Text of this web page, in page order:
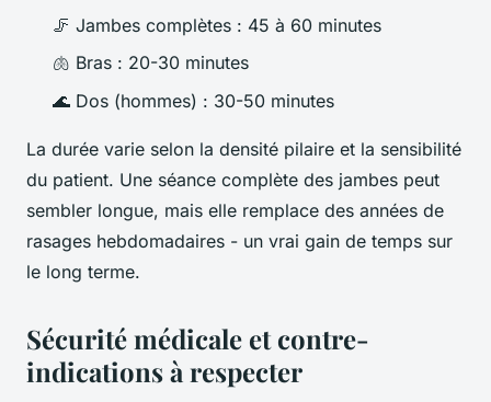
🦵 Jambes complètes : 45 à 60 minutes
🫁 Bras : 20-30 minutes
🌊 Dos (hommes) : 30-50 minutes
La durée varie selon la densité pilaire et la sensibilité
du patient. Une séance complète des jambes peut
sembler longue, mais elle remplace des années de
rasages hebdomadaires - un vrai gain de temps sur
le long terme.
Sécurité médicale et contre-
indications à respecter